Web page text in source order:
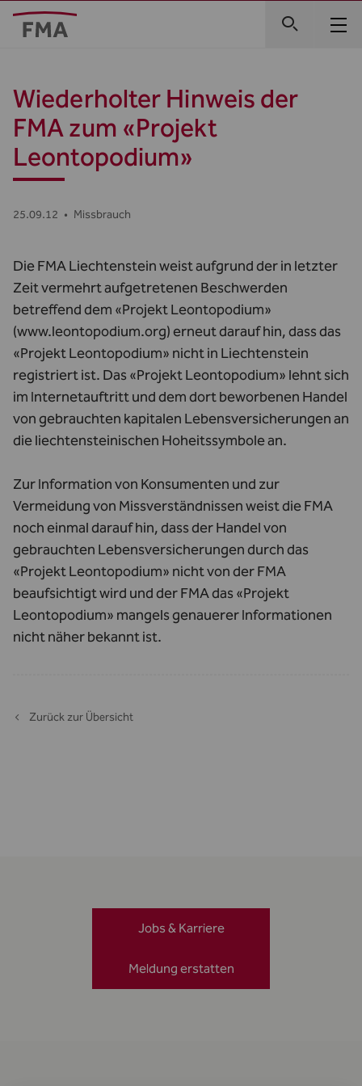
Wiederholter Hinweis der
FMA zum «Projekt
Leontopodium»
25.09.12 • Missbrauch
Die FMA Liechtenstein weist aufgrund der in letzter
Zeit vermehrt aufgetretenen Beschwerden
betreffend dem «Projekt Leontopodium»
(www.leontopodium.org) erneut darauf hin, dass das
«Projekt Leontopodium» nicht in Liechtenstein
registriert ist. Das «Projekt Leontopodium» lehnt sich
im Internetauftritt und dem dort beworbenen Handel
von gebrauchten kapitalen Lebensversicherungen an
die liechtensteinischen Hoheitssymbole an.
Zur Information von Konsumenten und zur
Vermeidung von Missverständnissen weist die FMA
noch einmal darauf hin, dass der Handel von
gebrauchten Lebensversicherungen durch das
«Projekt Leontopodium» nicht von der FMA
beaufsichtigt wird und der FMA das «Projekt
Leontopodium» mangels genauerer Informationen
nicht näher bekannt ist.
Zurück zur Übersicht
Jobs & Karriere
Meldung erstatten